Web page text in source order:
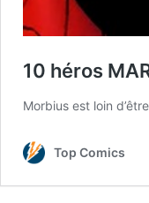
10 héros
Morbius est loin
Top Comics